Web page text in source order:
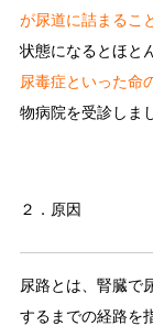
が尿道に詰まるこ
状態になるとほと
尿毒症といった命
物病院を受診しま
２．原因
尿路とは、腎臓で
するまでの経路を